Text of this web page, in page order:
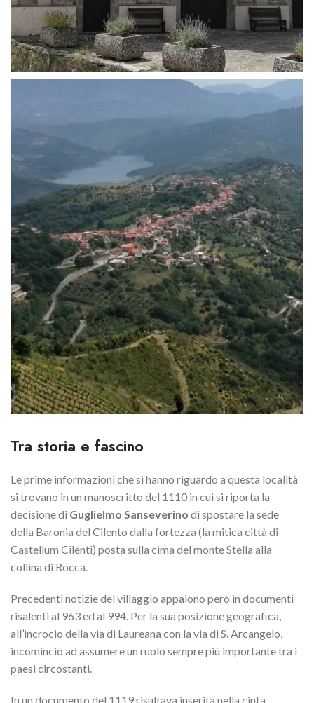
Tra storia e fascino
Le prime informazioni che si hanno riguardo a questa località
si trovano in un manoscritto del 1110 in cui si riporta la
decisione di Guglielmo Sanseverino di spostare la sede
della Baronia del Cilento dalla fortezza (la mitica città di
Castellum Cilenti) posta sulla cima del monte Stella alla
collina di Rocca.
Precedenti notizie del villaggio appaiono però in documenti
risalenti al 963 ed al 994. Per la sua posizione geografica,
all’incrocio della via di Laureana con la via di S. Arcangelo,
incominciò ad assumere un ruolo sempre più importante tra i
paesi circostanti.
In un documento del 1119 risultava inserita nella cinta